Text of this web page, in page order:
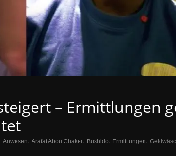
– Ermittlungen
Anwesen, Arafat Abou Chaker, Bushido, Ermittlungen,